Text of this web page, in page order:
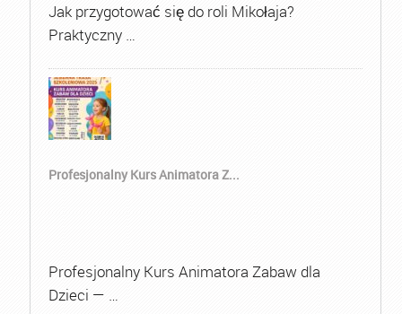
Jak przygotować się do roli Mikołaja?
Praktyczny …
Profesjonalny Kurs Animatora Z...
Profesjonalny Kurs Animatora Zabaw dla
Dzieci — …